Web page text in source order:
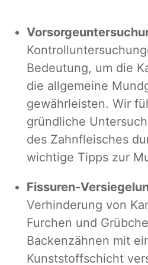
Bedeutung, um die
die allgemeine
gewährleisten. Wir
gründliche
des Zahnfleisches
wichtige Tipps zur
Fissuren-
Verhinderung von
Furchen und
Backenzähnen mit
Kunststoffschicht